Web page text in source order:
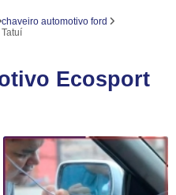
chaveiro automotivo ford
Ecosport